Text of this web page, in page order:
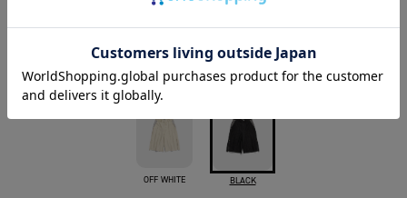
190ポイント付与
カラー
OFF WHITE BLACK